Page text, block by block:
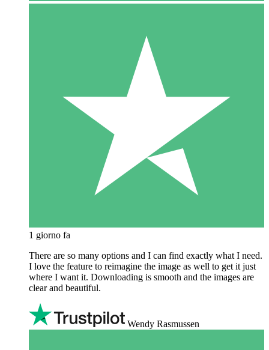
1 giorno fa
There are so many options and I can find exactly what I need.
I love the feature to reimagine the image as well to get it just
where I want it. Downloading is smooth and the images are
clear and beautiful.
Wendy Rasmussen